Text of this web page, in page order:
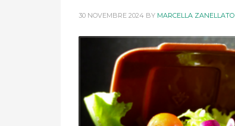
30 NOVEMBRE 2024 BY MARCELLA ZANELLATO